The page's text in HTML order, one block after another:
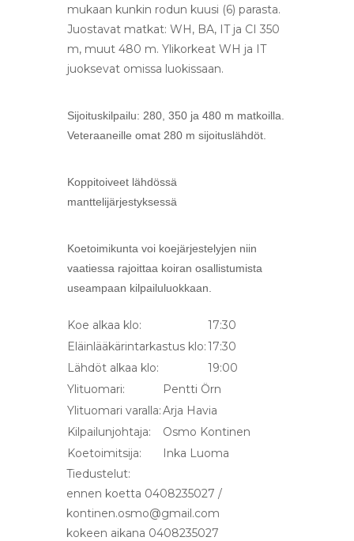
mukaan kunkin rodun kuusi (6) parasta.
Juostavat matkat: WH, BA, IT ja CI 350
m, muut 480 m. Ylikorkeat WH ja IT
juoksevat omissa luokissaan.
Sijoituskilpailu: 280, 350 ja 480 m matkoilla.
Veteraaneille omat 280 m sijoituslähdöt.
Koppitoiveet lähdössä
manttelijärjestyksessä
Koetoimikunta voi koejärjestelyjen niin
vaatiessa rajoittaa koiran osallistumista
useampaan kilpailuluokkaan.
Koe alkaa klo:
17:30
Eläinlääkärintarkastus klo:17:30
Lähdöt alkaa klo:
19:00
Ylituomari:
Pentti Örn
Ylituomari varalla:Arja Havia
Kilpailunjohtaja:
Osmo Kontinen
Koetoimitsija:
Inka Luoma
Tiedustelut:
ennen koetta 0408235027 /
kontinen.osmo@gmail.com
kokeen aikana 0408235027